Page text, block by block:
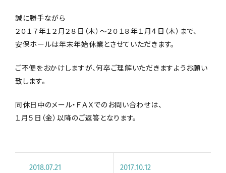
誠に勝手ながら
２０１７年１２月２８日（木）〜２０１８年１月４日（木）まで、
安保ホールは年末年始休業とさせていただきます。
ご不便をおかけしますが、何卒ご理解いただきますようお願い
致します。
同休日中のメール・ＦＡＸでのお問い合わせは、
１月５日（金）以降のご返答となります。
2018.07.21 2017.10.12